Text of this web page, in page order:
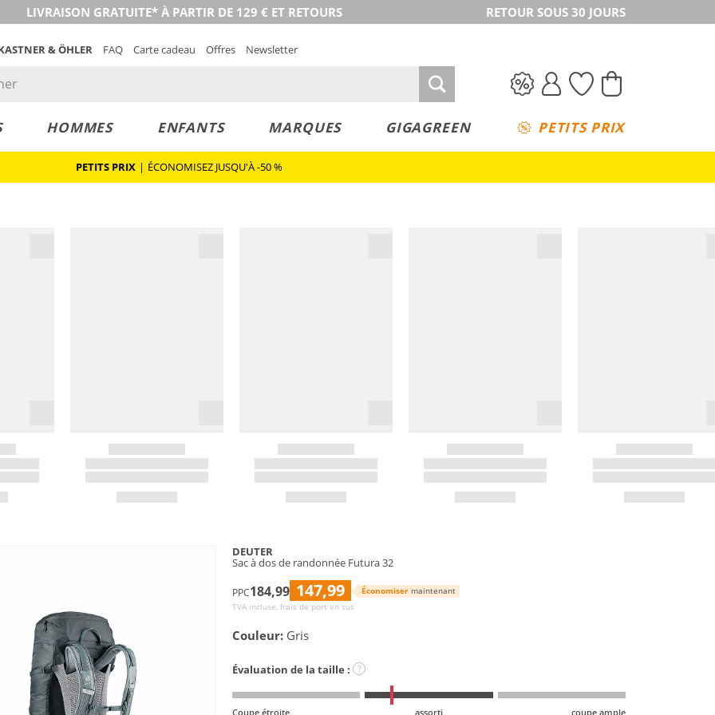
LIVRAISON GRATUITE* À PARTIR DE 129 € ET RETOURS RETOUR SOUS 30 JOURS
& ÖHLER FAQ Carte cadeau Offres Newsletter
HOMMES ENFANTS MARQUES GIGAGREEN PETITS PRIX
PETITS PRIX | ÉCONOMISEZ JUSQU'À -50 %
DEUTER
Sac à dos de randonnée Futura 32
PPC184,99 147,99 Économiser maintenant
TVA incluse, frais de port en sus
Couleur: Gris
Évaluation de la taille : ?
Coupe étroite assorti coupe ample